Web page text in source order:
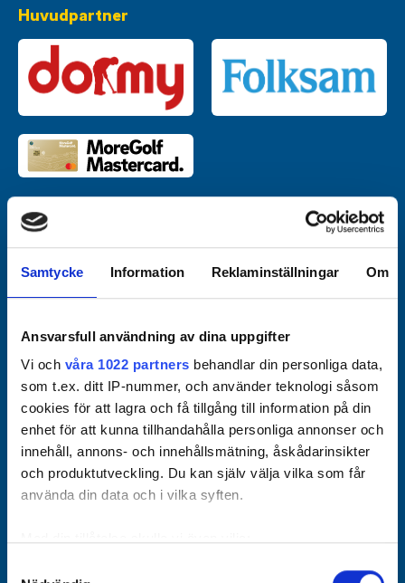
Samtycke Information Reklaminställningar Om
Ansvarsfull användning av dina uppgifter
Vi och våra 1022 partners behandlar din personliga data,
som t.ex. ditt IP-nummer, och använder teknologi såsom
cookies för att lagra och få tillgång till information på din
enhet för att kunna tillhandahålla personliga annonser och
innehåll, annons- och innehållsmätning, åskådarinsikter
och produktutveckling. Du kan själv välja vilka som får
använda din data och i vilka syften.
Huvudpartner
Officiella partners